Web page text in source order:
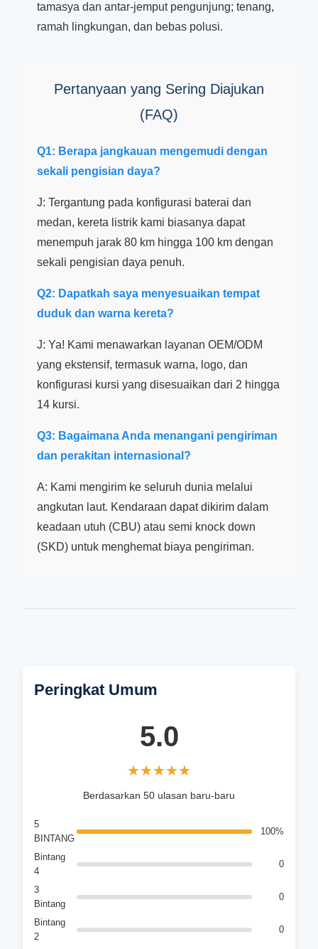
tamasya dan antar-jemput pengunjung; tenang,
ramah lingkungan, dan bebas polusi.
Pertanyaan yang Sering Diajukan
(FAQ)
Q1: Berapa jangkauan mengemudi dengan
sekali pengisian daya?
J: Tergantung pada konfigurasi baterai dan
medan, kereta listrik kami biasanya dapat
menempuh jarak 80 km hingga 100 km dengan
sekali pengisian daya penuh.
Q2: Dapatkah saya menyesuaikan tempat
duduk dan warna kereta?
J: Ya! Kami menawarkan layanan OEM/ODM
yang ekstensif, termasuk warna, logo, dan
konfigurasi kursi yang disesuaikan dari 2 hingga
14 kursi.
Q3: Bagaimana Anda menangani pengiriman
dan perakitan internasional?
A: Kami mengirim ke seluruh dunia melalui
angkutan laut. Kendaraan dapat dikirim dalam
keadaan utuh (CBU) atau semi knock down
(SKD) untuk menghemat biaya pengiriman.
Peringkat Umum
5.0
★★★★★
★★★★★
Berdasarkan 50 ulasan baru-baru
5
BINTANG
100%
Bintang
4
0
3
Bintang
0
Bintang
2
0